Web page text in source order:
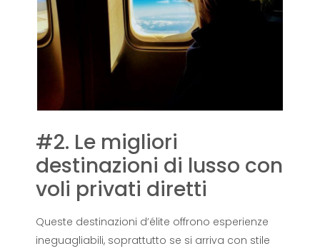
#2. Le migliori
destinazioni di lusso con
voli privati ​​diretti
Queste destinazioni d’élite offrono esperienze
ineguagliabili, soprattutto se si arriva con stile